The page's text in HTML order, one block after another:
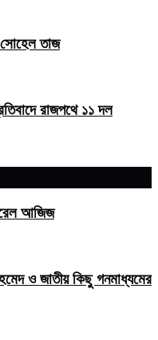
সোহেল তাজ
রাজপথে ১১ দল
আজিজ
ও জাতীয় কিছু গনমাধ্যমের